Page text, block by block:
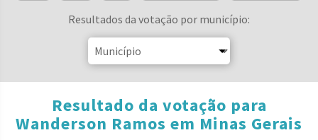
Resultados da votação por município:
Resultado da votação para
Wanderson Ramos em Minas Gerais